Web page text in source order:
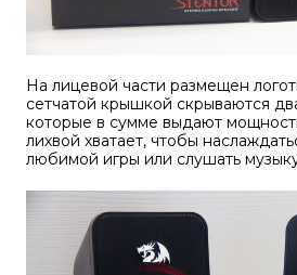
На лицевой части размещен
сетчатой крышкой скрываются
которые в сумме выдают
лихвой хватает, чтобы
любимой игры или слушать